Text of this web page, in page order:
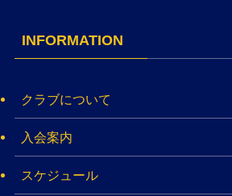
INFORMATION
クラブについて
入会案内
スケジュール